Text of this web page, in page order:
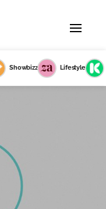
Showbizz Lifestyle